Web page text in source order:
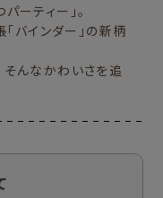
ーティー」。
バインダー」の新柄
そんなかわいさを追